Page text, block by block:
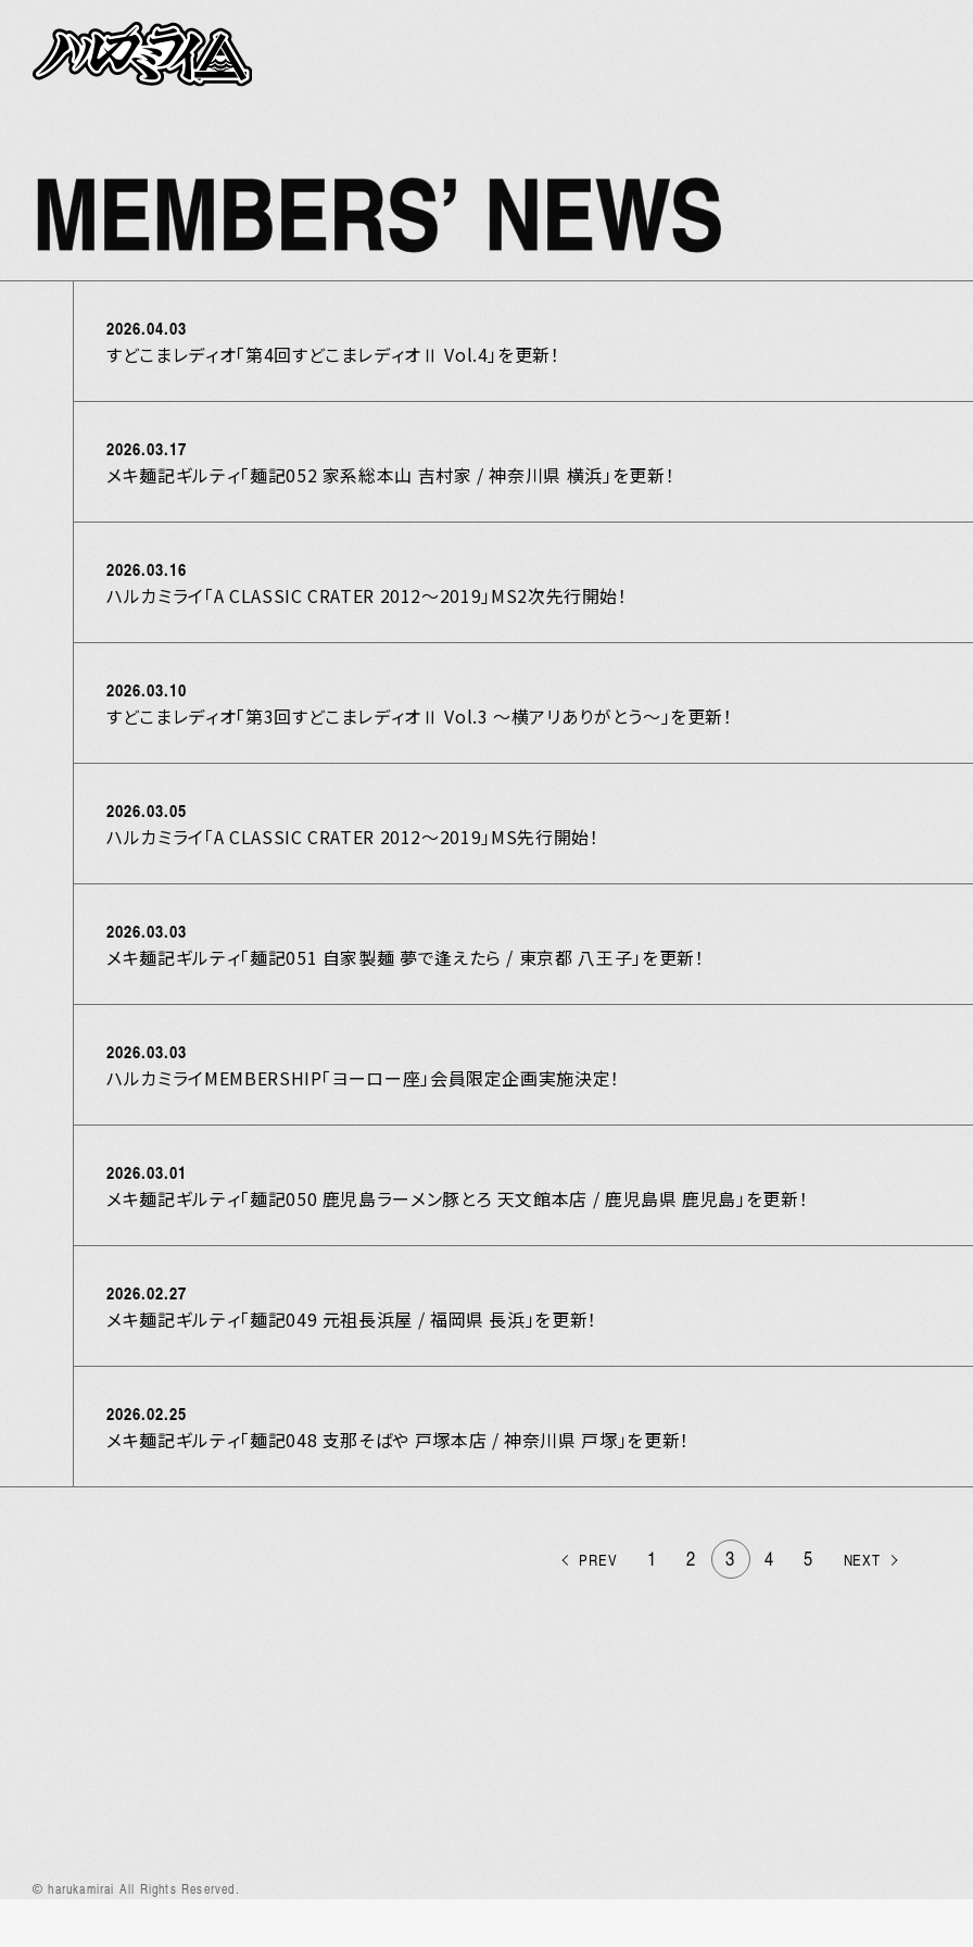
NEWS
LIVE
BIOGRAPHY
DISCOGRAPHY
VIDEO
GOODS
HOME
Official X Instagram YouTube LINE MUSIC Apple Music Spotify
JOIN
あああ
別冊 橋
東の頑
MEMBERS’ NEWS
2026.04.03
すどこまレディオ「第4回すどこまレディオⅡ Vol.4」を更新！
2026.03.17
メキ麺記ギルティ「麺記052 家系総本山 吉村家 / 神奈川県 横浜」を更新！
2026.03.16
ハルカミライ「A CLASSIC CRATER 2012〜2019」MS2次先行開始！
2026.03.10
すどこまレディオ「第3回すどこまレディオⅡ Vol.3 ～横アリありがとう～」を更新！
2026.03.05
ハルカミライ「A CLASSIC CRATER 2012〜2019」MS先行開始！
2026.03.03
メキ麺記ギルティ「麺記051 自家製麺 夢で逢えたら / 東京都 八王子」を更新！
2026.03.03
ハルカミライMEMBERSHIP「ヨーロー座」会員限定企画実施決定！
2026.03.01
メキ麺記ギルティ「麺記050 鹿児島ラーメン豚とろ 天文館本店 / 鹿児島県 鹿児島」を更新！
2026.02.27
メキ麺記ギルティ「麺記049 元祖長浜屋 / 福岡県 長浜」を更新！
2026.02.25
メキ麺記ギルティ「麺記048 支那そばや 戸塚本店 / 神奈川県 戸塚」を更新！
PREV 1 2 3 4 5 NEXT
© harukamirai All Rights Reserved.